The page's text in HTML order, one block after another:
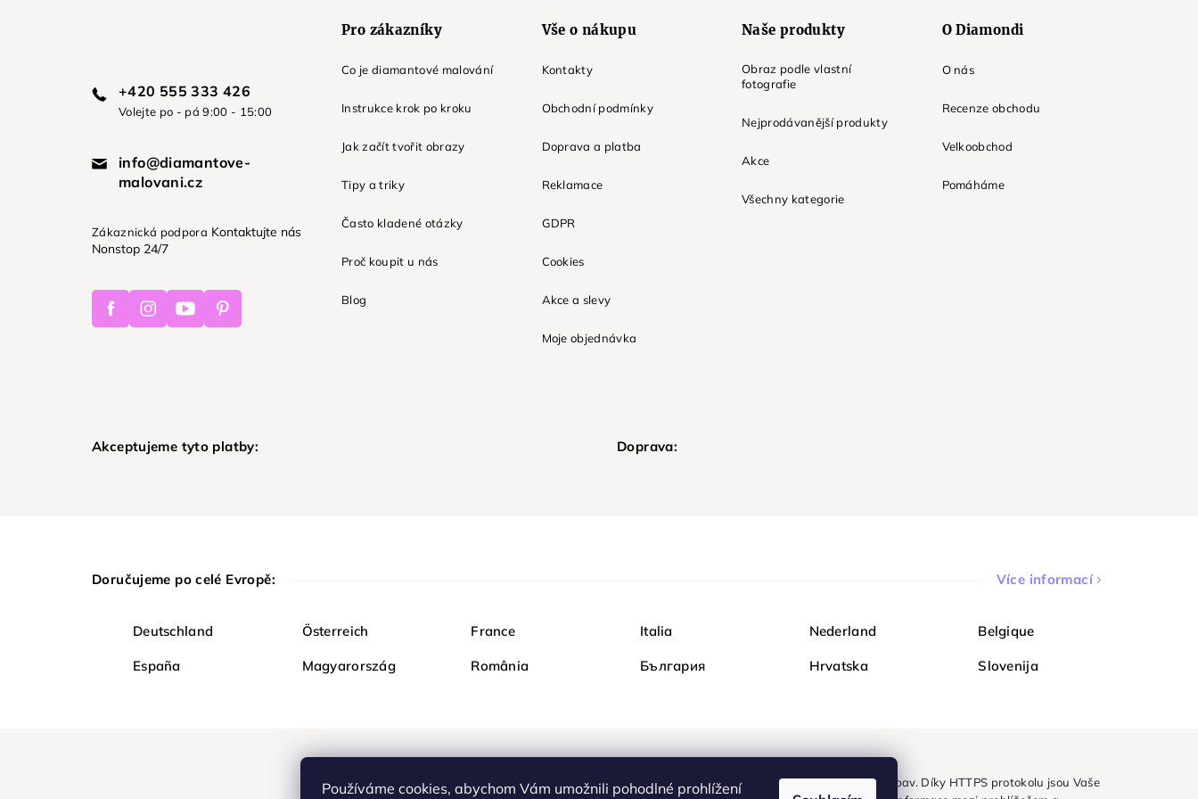
Používáme cookies, abychom Vám umožnili pohodlné prohlížení
+420 555 333 426
Volejte po - pá 9:00 - 15:00
info@diamantove-
malovani.cz
Zákaznická podpora Kontaktujte nás
Nonstop 24/7
FacebookInstagramYoutubePinterest
Pro zákazníky
Co je diamantové malování
Instrukce krok po kroku
Jak začít tvořit obrazy
Tipy a triky
Často kladené otázky
Proč koupit u nás
Blog
Vše o nákupu
Kontakty
Obchodní podmínky
Doprava a platba
Reklamace
GDPR
Cookies
Akce a slevy
Moje objednávka
Naše produkty
Obraz podle vlastní
fotografie
Nejprodávanější produkty
Akce
Všechny kategorie
O Diamondi
O nás
Recenze obchodu
Velkoobchod
Pomáháme
Akceptujeme tyto platby: Doprava:
Doručujeme po celé Evropě: Více informací
Deutschland Österreich France Italia Nederland Belgique
España Magyarország România България Hrvatska Slovenija
Nakupujte na Diamondi bezpečně a bez obav. Díky HTTPS protokolu jsou Vaše